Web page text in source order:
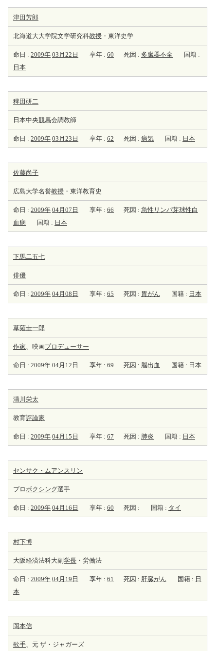
津田芳郎
北海道大大学院文学研究科教授 ・東洋史学
命日 : 2009年 03月22日 享年 : 60 死因 : 多臓器不全
国籍 :
日本
稗田研二
日本中央競馬会調教師
命日 : 2009年 03月23日 享年 : 62 死因 : 病気 国籍 : 日本
佐藤尚子
広島大学名誉教授 ・東洋教育史
命日 : 2009年 04月07日 享年 : 66 死因 : 急性リンパ芽球性白
血病
国籍 : 日本
下馬二五七
俳優
命日 : 2009年 04月08日 享年 : 65 死因 : 胃がん 国籍 : 日本
草薙圭一郎
作家、映画プロデューサー
命日 : 2009年 04月12日 享年 : 69 死因 : 脳出血 国籍 : 日本
濤川栄太
教育評論家
命日 : 2009年 04月15日 享年 : 67 死因 : 肺炎 国籍 : 日本
センサク・ムアンスリン
プロボクシング選手
命日 : 2009年 04月16日 享年 : 60 死因 : 国籍 : タイ
村下博
大阪経済法科大副 学長 ・労働法
命日 : 2009年 04月19日 享年 : 61 死因 : 肝臓がん 国籍 : 日
本
岡本信
歌手、元 ザ・ジャガーズ